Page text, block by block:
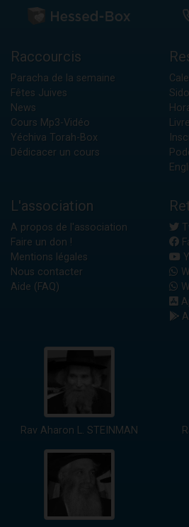
Raccourcis
Paracha de la semaine
Fêtes Juives
News
Cours Mp3-Vidéo
Yéchiva Torah-Box
Dédicacer un cours
L'association
A propos de l'association
Faire un don !
Mentions légales
Nous contacter
Aide (FAQ)
Rav Aharon L. STEINMAN